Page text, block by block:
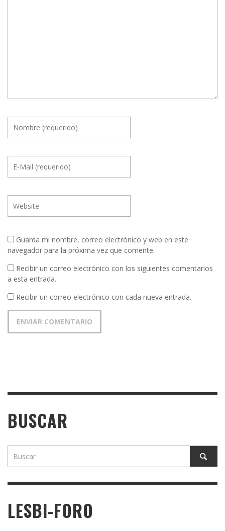
Guarda mi nombre, correo electrónico y web en este
navegador para la próxima vez que comente.
Recibir un correo electrónico con los siguientes comentarios
a esta entrada.
Recibir un correo electrónico con cada nueva entrada.
BUSCAR
LESBI-FORO